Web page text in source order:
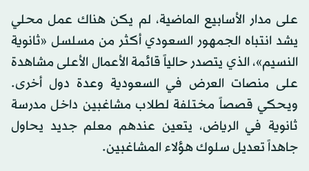
على مدار الأسابيع الماضية، لم يكن هناك عمل محلي
يشد انتباه الجمهور السعودي أكثر من مسلسل «ثانوية
النسيم»، الذي يتصدر حالياً قائمة الأعمال الأعلى مشاهدة
على منصات العرض في السعودية وعدة دول أخرى.
ويحكي قصصاً مختلفة لطلاب مشاغبين داخل مدرسة
ثانوية في الرياض، يتعين عندهم معلم جديد يحاول
جاهداً تعديل سلوك هؤلاء المشاغبين.